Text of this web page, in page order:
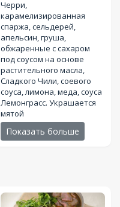
Черри,
карамелизированная
спаржа, сельдерей,
апельсин, груша,
обжаренные с сахаром
под соусом на основе
растительного масла,
Сладкого Чили, соевого
соуса, лимона, меда, соуса
Лемонграсс. Украшается
мятой
Показать больше